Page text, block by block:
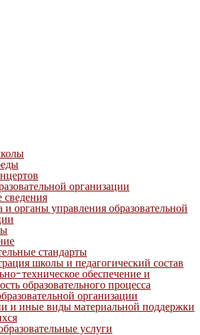
организации
и органы управления образовательной
стандарты
школы и педагогический состав
техническое обеспечение и
образовательного процесса
организации
и иные виды материальной поддержки
услуги